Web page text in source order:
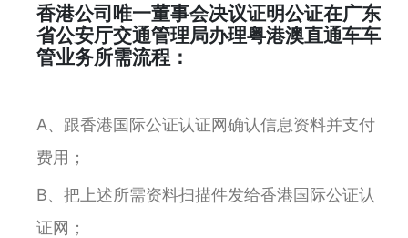
香港公司唯一董事会决议证明公证在广东
省公安厅交通管理局办理粤港澳直通车车
管业务所需流程：
A、跟香港国际公证认证网确认信息资料并支付
费用；
B、把上述所需资料扫描件发给香港国际公证认
证网；